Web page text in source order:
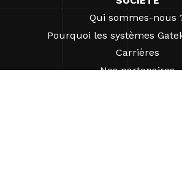
Qui sommes-nous
Pourquoi les systèmes
Carrières
Nos partenaires